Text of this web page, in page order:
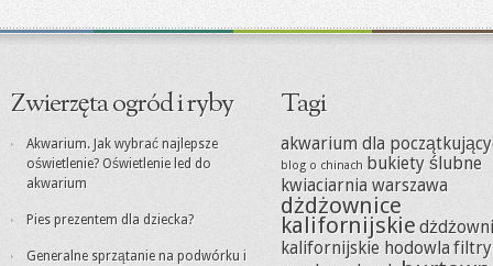
Zwierzęta ogród i ryby
Akwarium. Jak wybrać najlepsze
oświetlenie? Oświetlenie led do
akwarium
Pies prezentem dla dziecka?
Generalne sprzątanie na podwórku i
Tagi
akwarium dla
blog o chinach bukiety ślubne
kwiaciarnia warszawa
dżdżownice
kalifornijskie
kalifornijskie hodowla filtry